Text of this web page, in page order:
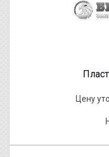
Цену